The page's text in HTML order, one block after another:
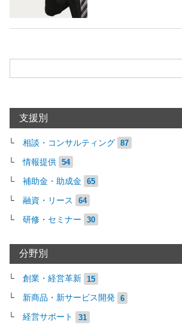
支援別
相談・コンサルティング 87
情報提供 54
補助金・助成金 65
融資・リース 64
研修・セミナー 30
分野別
創業・経営革新 15
新商品・新サービス開発 6
経営サポート 31